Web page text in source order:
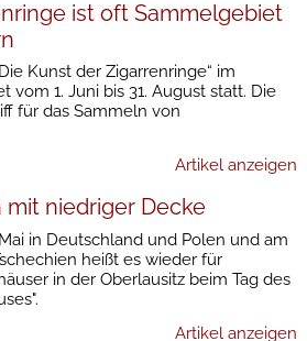
ist oft Sammelgebiet
Kunst der Zigarrenringe“ im
vom 1. Juni bis 31. August statt. Die
für das Sammeln von
Artikel anzeigen
mit niedriger Decke
in Deutschland und Polen und am
heißt es wieder für
in der Oberlausitz beim Tag des
Artikel anzeigen